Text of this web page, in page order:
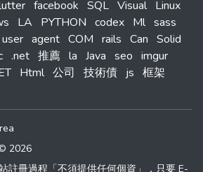
facebook SQL Visual Linux
LA PYTHON codex Ml sass
user agent COM rails Can Solid
.net 推薦 la Java seo imgur
Html 公司 技術債 js 框架
2026
註冊過程「不須提供任何個資」，只要 E-